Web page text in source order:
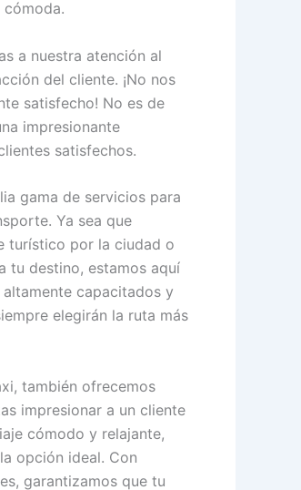
a nuestra atención al
del cliente. ¡No nos
satisfecho! No es de
impresionante
satisfechos.
gama de servicios para
Ya sea que
turístico por la ciudad o
tu destino, estamos aquí
capacitados y
elegirán la ruta más
también ofrecemos
impresionar a un cliente
cómodo y relajante,
opción ideal. Con
garantizamos que tu